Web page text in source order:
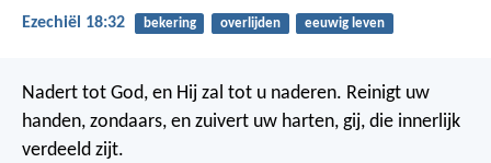
Ezechiël 18:32 bekering overlijden eeuwig leven
Nadert tot God, en Hij zal tot u naderen. Reinigt uw
handen, zondaars, en zuivert uw harten, gij, die innerlijk
verdeeld zijt.